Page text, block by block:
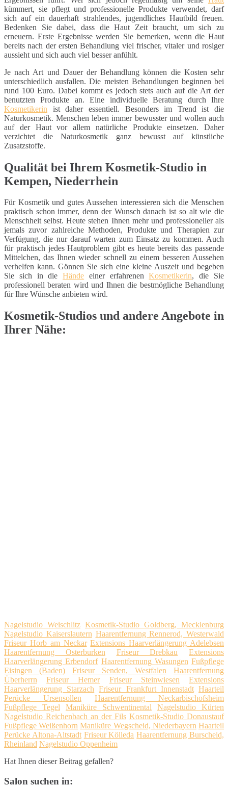
kümmert, sie pflegt und professionelle Produkte verwendet, darf
sich auf ein dauerhaft strahlendes, jugendliches Hautbild freuen.
Bedenken Sie dabei, dass die Haut Zeit braucht, um sich zu
erneuern. Erste Ergebnisse werden Sie bemerken, wenn die Haut
bereits nach der ersten Behandlung viel frischer, vitaler und rosiger
aussieht und sich auch viel besser anfühlt.
Je nach Art und Dauer der Behandlung können die Kosten sehr
unterschiedlich ausfallen. Die meisten Behandlungen beginnen bei
rund 100 Euro. Dabei kommt es jedoch stets auch auf die Art der
benutzten Produkte an. Eine individuelle Beratung durch Ihre
Kosmetikerin ist daher essentiell. Besonders im Trend ist die
Naturkosmetik. Menschen leben immer bewusster und wollen auch
auf der Haut vor allem natürliche Produkte einsetzen. Daher
verzichtet die Naturkosmetik ganz bewusst auf künstliche
Zusatzstoffe.
Qualität bei Ihrem Kosmetik-Studio in
Kempen, Niederrhein
Für Kosmetik und gutes Aussehen interessieren sich die Menschen
praktisch schon immer, denn der Wunsch danach ist so alt wie die
Menschheit selbst. Heute stehen Ihnen mehr und professioneller als
jemals zuvor zahlreiche Methoden, Produkte und Therapien zur
Verfügung, die nur darauf warten zum Einsatz zu kommen. Auch
für praktisch jedes Hautproblem gibt es heute bereits das passende
Mittelchen, das Ihnen wieder schnell zu einem besseren Aussehen
verhelfen kann. Gönnen Sie sich eine kleine Auszeit und begeben
Sie sich in dieHände einer erfahrenenKosmetikerin, die Sie
professionell beraten wird und Ihnen die bestmögliche Behandlung
für Ihre Wünsche anbieten wird.
Kosmetik-Studios und andere Angebote in
Ihrer Nähe:
Nagelstudio Weischlitz Kosmetik-Studio Goldberg, Mecklenburg
Nagelstudio Kaiserslautern Haarentfernung Rennerod, Westerwald
Friseur Horb am Neckar Extensions Haarverlängerung Adelebsen
Haarentfernung Osterburken
Friseur Drebkau
Extensions
Haarverlängerung Erbendorf Haarentfernung Wasungen Fußpflege
Eisingen (Baden)
Friseur Senden, Westfalen
Haarentfernung
Überherrn
Friseur Hemer Friseur Steinwiesen
Extensions
Haarverlängerung Starzach
Friseur Frankfurt Innenstadt Haarteil
Perücke Ursensollen
Haarentfernung Neckarbischofsheim
Fußpflege Tegel
Maniküre Schwentinental
Nagelstudio Kürten
Nagelstudio Reichenbach an der Fils Kosmetik-Studio Donaustauf
Fußpflege Weißenhorn Maniküre Wegscheid, Niederbayern Haarteil
Perücke Altona-Altstadt Friseur Kölleda Haarentfernung Burscheid,
Rheinland Nagelstudio Oppenheim
Hat Ihnen dieser Beitrag gefallen?
Salon suchen in: